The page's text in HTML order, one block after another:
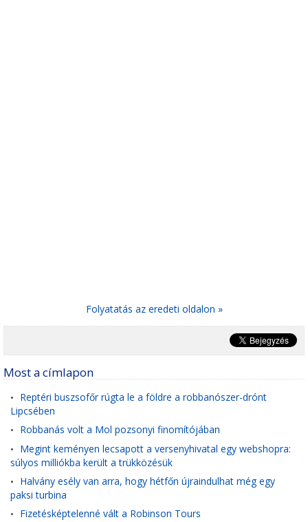
Folyatatás az eredeti oldalon »
Most a címlapon
• Reptéri buszsofőr rúgta le a földre a robbanószer-drónt
Lipcsében
• Robbanás volt a Mol pozsonyi finomítójában
• Megint keményen lecsapott a versenyhivatal egy webshopra:
súlyos milliókba került a trükközésük
• Halvány esély van arra, hogy hétfőn újraindulhat még egy
paksi turbina
• Fizetésképtelenné vált a Robinson Tours